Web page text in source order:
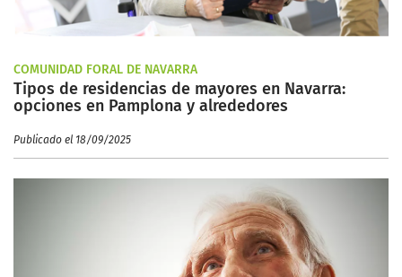
COMUNIDAD FORAL DE NAVARRA
Tipos de residencias de mayores en Navarra:
opciones en Pamplona y alrededores
Publicado el 18/09/2025